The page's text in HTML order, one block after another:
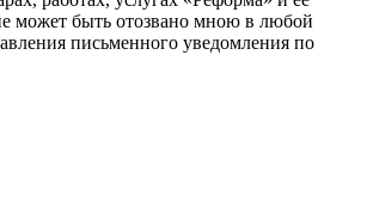
может быть отозвано мною в любой
письменного уведомления по